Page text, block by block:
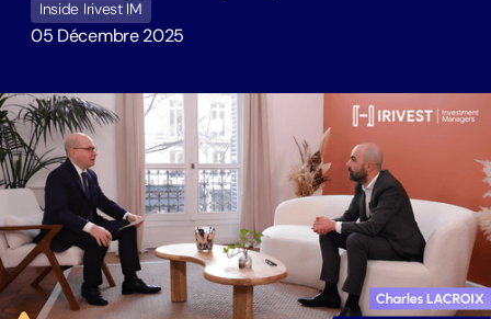
Inside Irivest IM
05 Décembre 2025